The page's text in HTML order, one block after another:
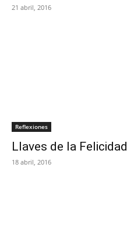
21 abril, 2016
Reflexiones
Llaves de la Felicidad
18 abril, 2016